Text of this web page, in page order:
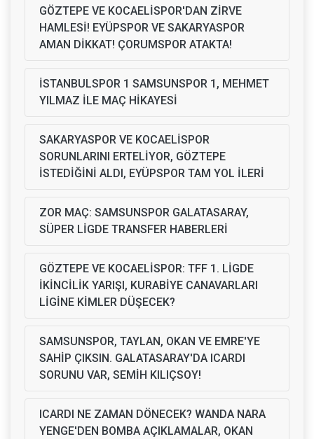
GÖZTEPE VE KOCAELİSPOR'DAN ZİRVE
HAMLESİ! EYÜPSPOR VE SAKARYASPOR
AMAN DİKKAT! ÇORUMSPOR ATAKTA!
İSTANBULSPOR 1 SAMSUNSPOR 1, MEHMET
YILMAZ İLE MAÇ HİKAYESİ
SAKARYASPOR VE KOCAELİSPOR
SORUNLARINI ERTELİYOR, GÖZTEPE
İSTEDİĞİNİ ALDI, EYÜPSPOR TAM YOL İLERİ
ZOR MAÇ: SAMSUNSPOR GALATASARAY,
SÜPER LİGDE TRANSFER HABERLERİ
GÖZTEPE VE KOCAELİSPOR: TFF 1. LİGDE
İKİNCİLİK YARIŞI, KURABİYE CANAVARLARI
LİGİNE KİMLER DÜŞECEK?
SAMSUNSPOR, TAYLAN, OKAN VE EMRE'YE
SAHİP ÇIKSIN. GALATASARAY'DA ICARDI
SORUNU VAR, SEMİH KILIÇSOY!
ICARDI NE ZAMAN DÖNECEK? WANDA NARA
YENGE'DEN BOMBA AÇIKLAMALAR, OKAN